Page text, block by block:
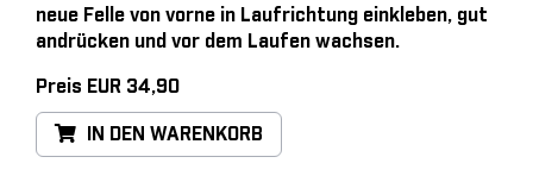
neue Felle von vorne in Laufrichtung einkleben, gut
andrücken und vor dem Laufen wachsen.
Preis EUR 34,90
IN DEN WARENKORB